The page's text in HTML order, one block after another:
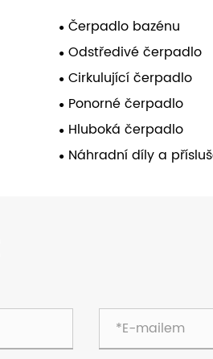
Čerpadlo bazénu
Odstředivé čerpadlo
Cirkulující čerpadlo
Ponorné čerpadlo
Hluboká čerpadlo
Náhradní díly a